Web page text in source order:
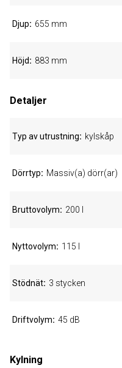
Djup 655 mm
Höjd 883 mm
Detaljer
Typ av utrustning kylskåp
Dörrtyp Massiv(a) dörr(ar)
Bruttovolym 200 l
Nyttovolym 115 l
Stödnät 3 stycken
Driftvolym 45 dB
Kylning